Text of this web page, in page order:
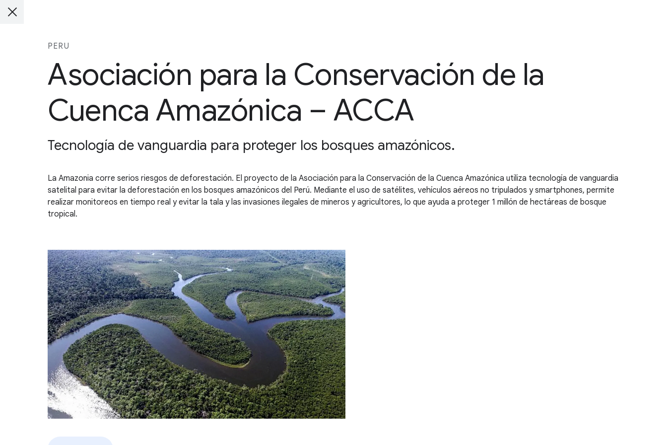
PERU
Asociación para la Conservación de la
Cuenca Amazónica – ACCA
Tecnología de vanguardia para proteger los bosques amazónicos.
La Amazonia corre serios riesgos de deforestación. El proyecto de la Asociación para la Conservación de la Cuenca Amazónica utiliza tecnología de vanguardia
satelital para evitar la deforestación en los bosques amazónicos del Perú. Mediante el uso de satélites, vehículos aéreos no tripulados y smartphones, permite
realizar monitoreos en tiempo real y evitar la tala y las invasiones ilegales de mineros y agricultores, lo que ayuda a proteger 1 millón de hectáreas de bosque
tropical.